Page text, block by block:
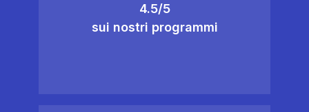
4.5/5
sui nostri programmi